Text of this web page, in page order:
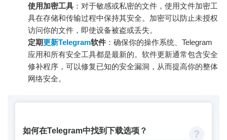
使用加密工具 ：对于敏感或私密的文件，使用文件加密工
具在存储和传输过程中保持其安全。加密可以防止未授权
访问你的文件，即使设备被盗或丢失。
定期更新Telegram软件 ：确保你的操作系统、Telegram
应用和所有安全工具都是最新的。软件更新通常包含安全
修补程序，可以修复已知的安全漏洞，从而提高你的整体
网络安全。
如何在Telegram中找到下载选项？